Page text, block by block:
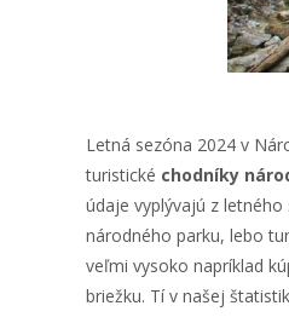
Letná sezóna 2024 v
turistické chodníky
údaje vyplývajú z
národného parku, lebo
veľmi vysoko napríklad
briežku. Tí v našej